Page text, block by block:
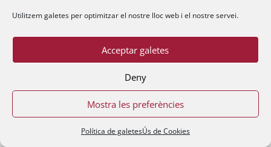
Utilitzem galetes per optimitzar el nostre lloc web i el nostre servei.
Acceptar galetes
Deny
Mostra les preferències
Política de galetesÚs de Cookies